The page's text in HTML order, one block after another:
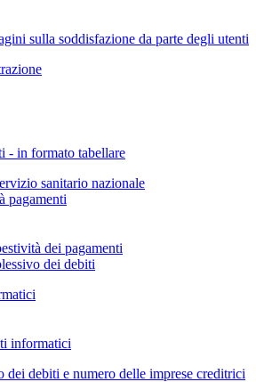
sulla soddisfazione da parte degli utenti
- in formato tabellare
sanitario nazionale
pagamenti
dei pagamenti
dei debiti
informatici
dei debiti e numero delle imprese creditrici